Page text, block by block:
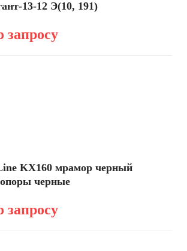
13-12 Э(10, 191)
запросу
KX160 мрамор черный
черные
запросу